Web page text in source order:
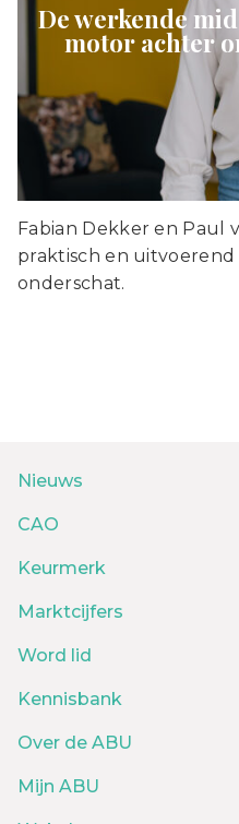
De werkende
motor achter
Fabian Dekker en Paul
praktisch en
onderschat.
Nieuws
CAO
Keurmerk
Marktcijfers
Word lid
Kennisbank
Over de ABU
Mijn ABU